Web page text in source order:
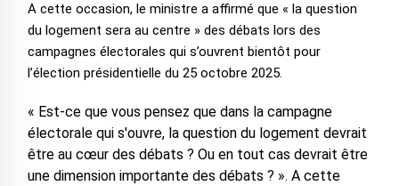
A cette occasion, le ministre a affirmé que « la question
du logement sera au centre » des débats lors des
campagnes électorales qui s’ouvrent bientôt pour
l’élection présidentielle du 25 octobre 2025.
« Est-ce que vous pensez que dans la campagne
électorale qui s'ouvre, la question du logement devrait
être au cœur des débats ? Ou en tout cas devrait être
une dimension importante des débats ? ». A cette